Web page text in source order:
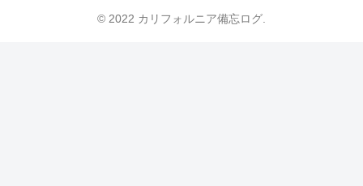
© 2022 カリフォルニア備忘ログ.